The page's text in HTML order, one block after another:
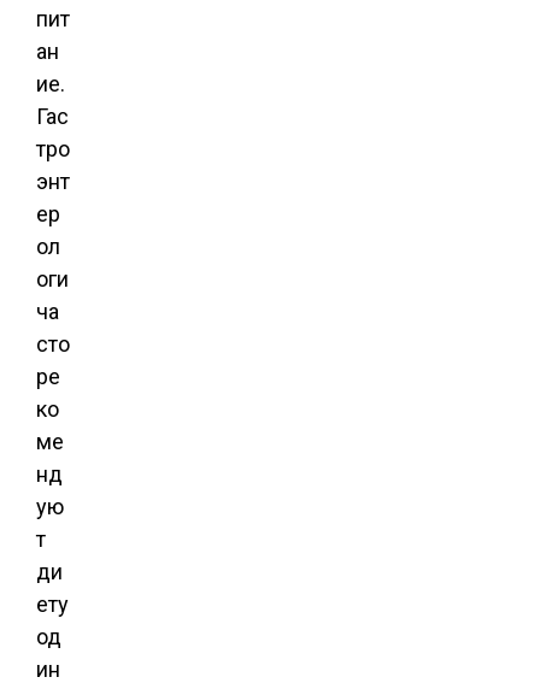
пит
ан
ие.
Гас
тро
энт
ер
ол
оги
ча
сто
ре
ко
ме
нд
ую
т
ди
ету
од
ин